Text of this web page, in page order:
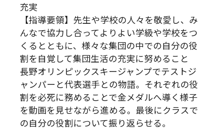
充実
【指導要領】先生や学校の人々を敬愛し、み
んなで協力し合ってよりよい学級や学校をつ
くるとともに、様々な集団の中での自分の役
割を自覚して集団生活の充実に努めること
長野オリンピックスキージャンプでテストジ
ャンパーと代表選手との物語。それぞれの役
割を必死に務めることで金メダルへ導く様子
を動画を見せながら進める。最後にクラスで
の自分の役割について振り返らせる。